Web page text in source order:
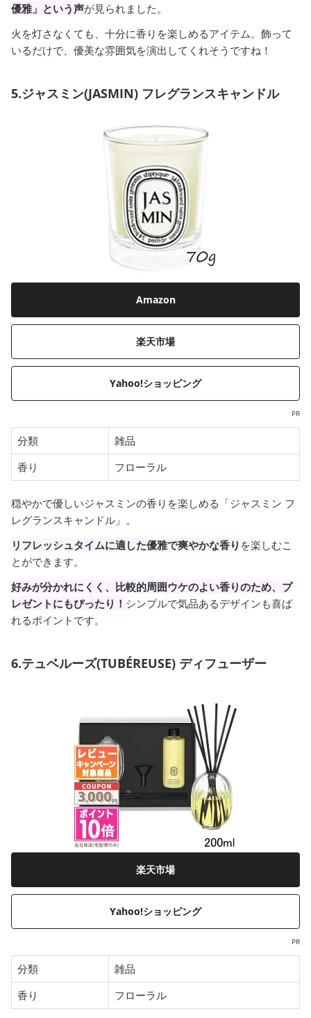
優雅」という声が見られました。
火を灯さなくても、十分に香りを楽しめるアイテム。飾って
いるだけで、優美な雰囲気を演出してくれそうですね！
5.ジャスミン(JASMIN) フレグランスキャンドル
Amazon
楽天市場
Yahoo!ショッピング
PR
分類
雑品
香り
フローラル
穏やかで優しいジャスミンの香りを楽しめる「ジャスミン フ
レグランスキャンドル」。
リフレッシュタイムに適した優雅で爽やかな香り を楽しむこ
とができます。
好みが分かれにくく、比較的周囲ウケのよい香りのため、プ
レゼントにもぴったり！ シンプルで気品あるデザインも喜ば
れるポイントです。
6.テュベルーズ(TUBÉREUSE) ディフューザー
楽天市場
Yahoo!ショッピング
PR
分類
雑品
香り
フローラル